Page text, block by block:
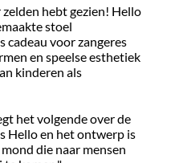
zelden hebt gezien! Hello
stoel
voor zangeres
en speelse esthetiek
kinderen als
het volgende over de
Hello en het ontwerp is
die naar mensen